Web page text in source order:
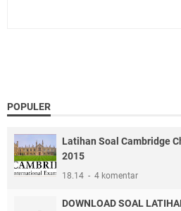
POPULER
Latihan Soal Cambridge
2015
18.14 4 komentar
DOWNLOAD SOAL